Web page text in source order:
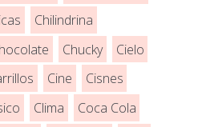
Chilindrina
Chucky
Cielo
Cine
Cisnes
Clima
Coca Cola